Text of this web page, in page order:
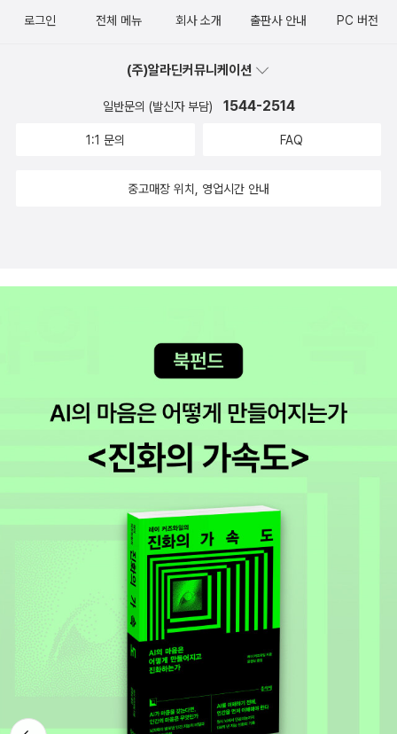
뮈의 [작가노트]와 보르헤스의 [말]을 필사한 것이 눈에 들어왔다. 손
찍어 놓거나 컴퓨터에 적혀 있는 것보다 더 가만히 읽게 된다. 다시 손
난데스의 [계속되는 무]가 생각났다. 내용이 비슷해서가 아니라 짧은
산문 같은 느낌이 비슷해서. 산문이라고 해도 괜찮은 것 같은데 시라
각해 보게 된다. 유머스럽고 재미있는 시들이 많았다. [분더카머]는
읽는 데 흐름을 좀 끊었다. 이건 내 무식 탓이지 책 탓은 아니다. ----
는 개였던 것이 좋았다. 나는 양떼들을 지키고 물고 다니며 가난한 농
부를 위해 일했다. 늑대와 코요테들이 거의 매일 밤 나 몰래 지나가려
고 했지만, 그러나 단 한번도, 한마리 양도 잃지 않았다. 농부는 그의
먹는 것은 잘 먹었다. 그리고 그의 아이들은 학교 가지 않을 때나 들에
한 그런 모든 사랑을 받았다. 내가 늙게 되니, 그들은 새로운 개를 한
마리 구했다. 그래서 나는 그 개에게 거래의 요령을 가르치며 훈련시
켰다. 그는 빨리 배웠고, 농부는 나를 집 안에서 그들과 함께 살게 했
다. 농부 역시 점점 늙어감에 따라 나는 아침마다 그의 슬리퍼를 가져
다주었다. 나는 서서히 매번 조금씩 죽어갔다. 농부는 이걸 알고 때때
로 그 신참 개를 데리고 들어와 나를 방문하게 했다. 그 개는 톡톡 치
고 벌렁 뒤집혀 눕기도 하고 코를 비비대며 나를 즐겁게 하곤 했다. 그
러던 어느 날 아침 나는 일어날 수가 없었다. 그들은 내게 나무 그늘
아래 시냇가에서 훌륭한 매장식을 해주었다. 그것이 나의 개로서의
삶의 끝이었다. 때때로 나는 그때가 그리워 창가에 앉아서 운다. 나는
뒤로가
로그인 전체 메뉴 회사 소개 출판사 안내 PC 버전
(주)알라딘커뮤니케이션
일반문의 (발신자 부담) 1544-2514
1:1 문의 FAQ
중고매장 위치, 영업시간 안내